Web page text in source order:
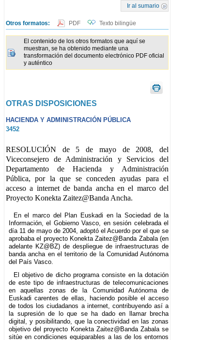
Ir al sumario
Otros formatos: PDF Texto bilingüe
El contenido de los otros formatos que aquí se
muestran, se ha obtenido mediante una
transformación del documento electrónico PDF oficial
y auténtico
OTRAS DISPOSICIONES
HACIENDA Y ADMINISTRACIÓN PÚBLICA
3452
RESOLUCIÓN de 5 de mayo de 2008, del
Viceconsejero de Administración y Servicios del
Departamento de Hacienda y Administración
Pública, por la que se conceden ayudas para el
acceso a internet de banda ancha en el marco del
Proyecto Konekta Zaitez@Banda Ancha.
En el marco del Plan Euskadi en la Sociedad de la
Información, el Gobierno Vasco, en sesión celebrada el
día 11 de mayo de 2004, adoptó el Acuerdo por el que se
aprobaba el proyecto Konekta Zaitez@Banda Zabala (en
adelante KZ@BZ) de despliegue de infraestructuras de
banda ancha en el territorio de la Comunidad Autónoma
del País Vasco.
El objetivo de dicho programa consiste en la dotación
de este tipo de infraestructuras de telecomunicaciones
en aquellas zonas de la Comunidad Autónoma de
Euskadi carentes de ellas, haciendo posible el acceso
de todos los ciudadanos a internet, contribuyendo así a
la supresión de lo que se ha dado en llamar brecha
digital, y posibilitando, que la conectividad en las zonas
objetivo del proyecto Konekta Zaitez@Banda Zabala se
sitúe en condiciones equiparables a las de los entornos